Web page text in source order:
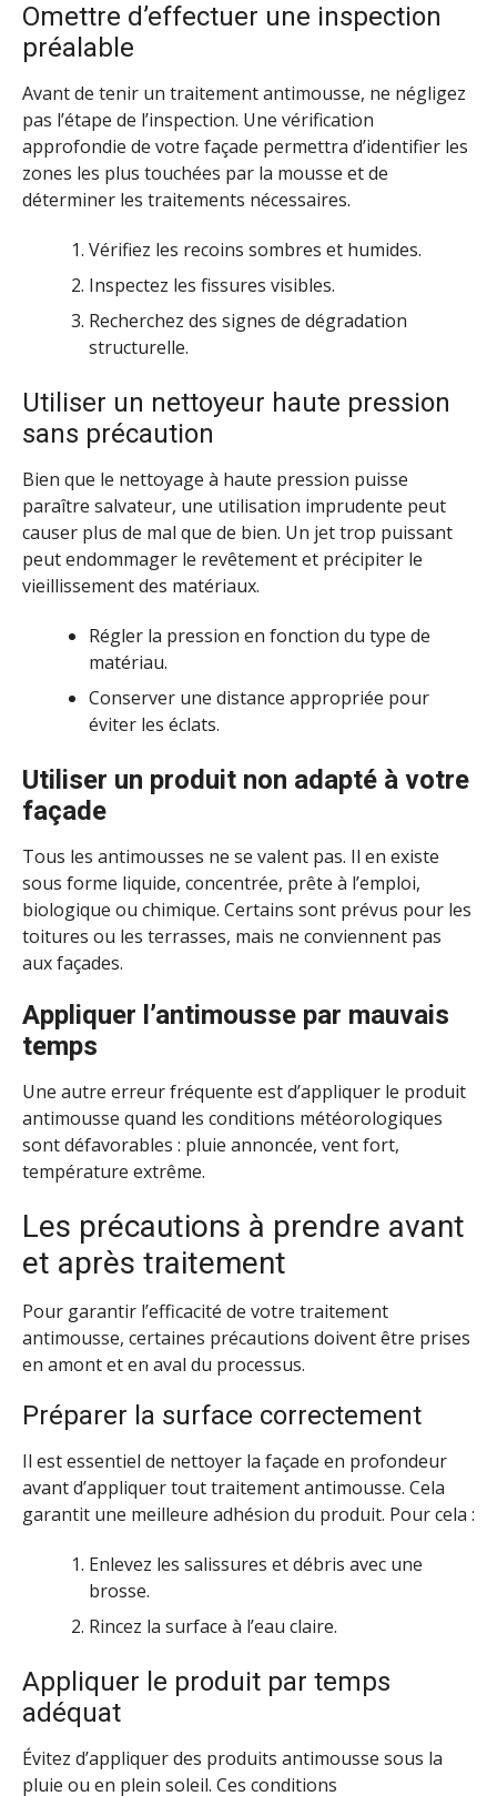
Omettre d’effectuer une inspection
préalable
Avant de tenir un traitement antimousse, ne négligez
pas l’étape de l’inspection. Une vérification
approfondie de votre façade permettra d’identifier les
zones les plus touchées par la mousse et de
déterminer les traitements nécessaires.
Vérifiez les recoins sombres et humides.
Inspectez les fissures visibles.
Recherchez des signes de dégradation
structurelle.
Utiliser un nettoyeur haute pression
sans précaution
Bien que le nettoyage à haute pression puisse
paraître salvateur, une utilisation imprudente peut
causer plus de mal que de bien. Un jet trop puissant
peut endommager le revêtement et précipiter le
vieillissement des matériaux.
Régler la pression en fonction du type de
matériau.
Conserver une distance appropriée pour
éviter les éclats.
Utiliser un produit non adapté à votre
façade
Tous les antimousses ne se valent pas. Il en existe
sous forme liquide, concentrée, prête à l’emploi,
biologique ou chimique. Certains sont prévus pour les
toitures ou les terrasses, mais ne conviennent pas
aux façades.
Appliquer l’antimousse par mauvais
temps
Une autre erreur fréquente est d’appliquer le produit
antimousse quand les conditions météorologiques
sont défavorables : pluie annoncée, vent fort,
température extrême.
Les précautions à prendre avant
et après traitement
Pour garantir l’efficacité de votre traitement
antimousse, certaines précautions doivent être prises
en amont et en aval du processus.
Préparer la surface correctement
Il est essentiel de nettoyer la façade en profondeur
avant d’appliquer tout traitement antimousse. Cela
garantit une meilleure adhésion du produit. Pour cela :
Enlevez les salissures et débris avec une
brosse.
Rincez la surface à l’eau claire.
Appliquer le produit par temps
adéquat
Évitez d’appliquer des produits antimousse sous la
pluie ou en plein soleil. Ces conditions